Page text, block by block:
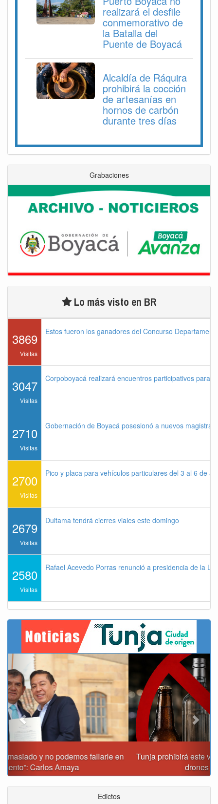
realizará el desfile
conmemorativo de
la Batalla del
Puente de Boyacá
Alcaldía de Ráquira
prohibirá la cocción
de artesanías en
hornos de carbón
durante tres días
Grabaciones
Lo más visto en BR
3869
Visitas
Estos fueron los ganadores del Concurso
3047
Visitas
Corpoboyacá realizará encuentros participativos para
2710
Visitas
Gobernación de Boyacá posesionó a nuevos
2700
Visitas
Pico y placa para vehículos particulares del 3 al 6 de
2679
Visitas
Duitama tendrá cierres viales este domingo
2580
Visitas
Rafael Acevedo Porras renunció a presidencia de la
Tunja prohibirá este viernes la venta de licor, el uso de
drones y otras actividades
Previous Next
Edictos